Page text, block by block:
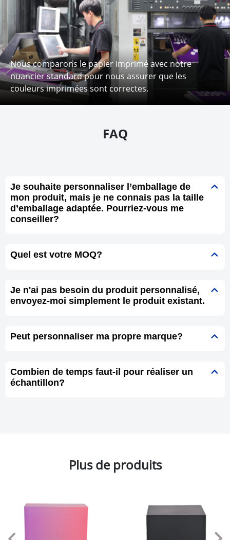
Nous comparons le papier imprimé avec notre
nuancier standard pour nous assurer que les
couleurs imprimées sont correctes.
FAQ
Je souhaite personnaliser l’emballage de
mon produit, mais je ne connais pas la taille
d’emballage adaptée. Pourriez-vous me
conseiller?
Quel est votre MOQ?
Je n'ai pas besoin du produit personnalisé,
envoyez-moi simplement le produit existant.
Peut personnaliser ma propre marque?
Combien de temps faut-il pour réaliser un
échantillon?
Plus de produits